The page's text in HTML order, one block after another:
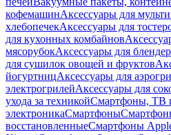
кофемашинАксессуары для
хлебопечекАксессуары для
для кухонных комбайнов
мясорубокАксессуары для
для сушилок овощей и фруктов
йогуртницАксессуары для
электрогрилейАксессуары для
ухода за техникойСмартфоны, ТВ
электроникаСмартфоны
восстановленныеСмартфоны